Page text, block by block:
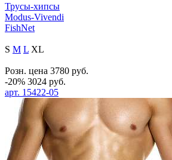
Трусы-хипсы
Modus-Vivendi
FishNet
S M L XL
Розн. цена 3780 руб.
-20% 3024 руб.
арт. 15422-05